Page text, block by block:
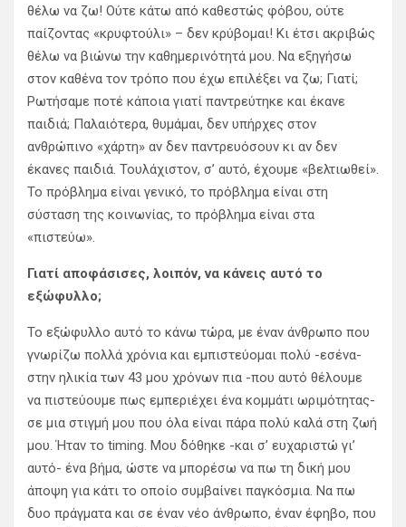
θέλω να ζω! Ούτε κάτω από καθεστώς φόβου, ούτε
παίζοντας «κρυφτούλι» – δεν κρύβομαι! Κι έτσι ακριβώς
θέλω να βιώνω την καθημερινότητά μου. Να εξηγήσω
στον καθένα τον τρόπο που έχω επιλέξει να ζω; Γιατί;
Ρωτήσαμε ποτέ κάποια γιατί παντρεύτηκε και έκανε
παιδιά; Παλαιότερα, θυμάμαι, δεν υπήρχες στον
ανθρώπινο «χάρτη» αν δεν παντρευόσουν κι αν δεν
έκανες παιδιά. Τουλάχιστον, σ’ αυτό, έχουμε «βελτιωθεί».
Το πρόβλημα είναι γενικό, το πρόβλημα είναι στη
σύσταση της κοινωνίας, το πρόβλημα είναι στα
«πιστεύω».
Γιατί αποφάσισες, λοιπόν, να κάνεις αυτό το
εξώφυλλο;
Το εξώφυλλο αυτό το κάνω τώρα, με έναν άνθρωπο που
γνωρίζω πολλά χρόνια και εμπιστεύομαι πολύ -εσένα-
στην ηλικία των 43 μου χρόνων πια -που αυτό θέλουμε
να πιστεύουμε πως εμπεριέχει ένα κομμάτι ωριμότητας-
σε μια στιγμή μου που όλα είναι πάρα πολύ καλά στη ζωή
μου. Ήταν το timing. Μου δόθηκε -και σ’ ευχαριστώ γι’
αυτό- ένα βήμα, ώστε να μπορέσω να πω τη δική μου
άποψη για κάτι το οποίο συμβαίνει παγκόσμια. Να πω
δυο πράγματα και σε έναν νέο άνθρωπο, έναν έφηβο, που